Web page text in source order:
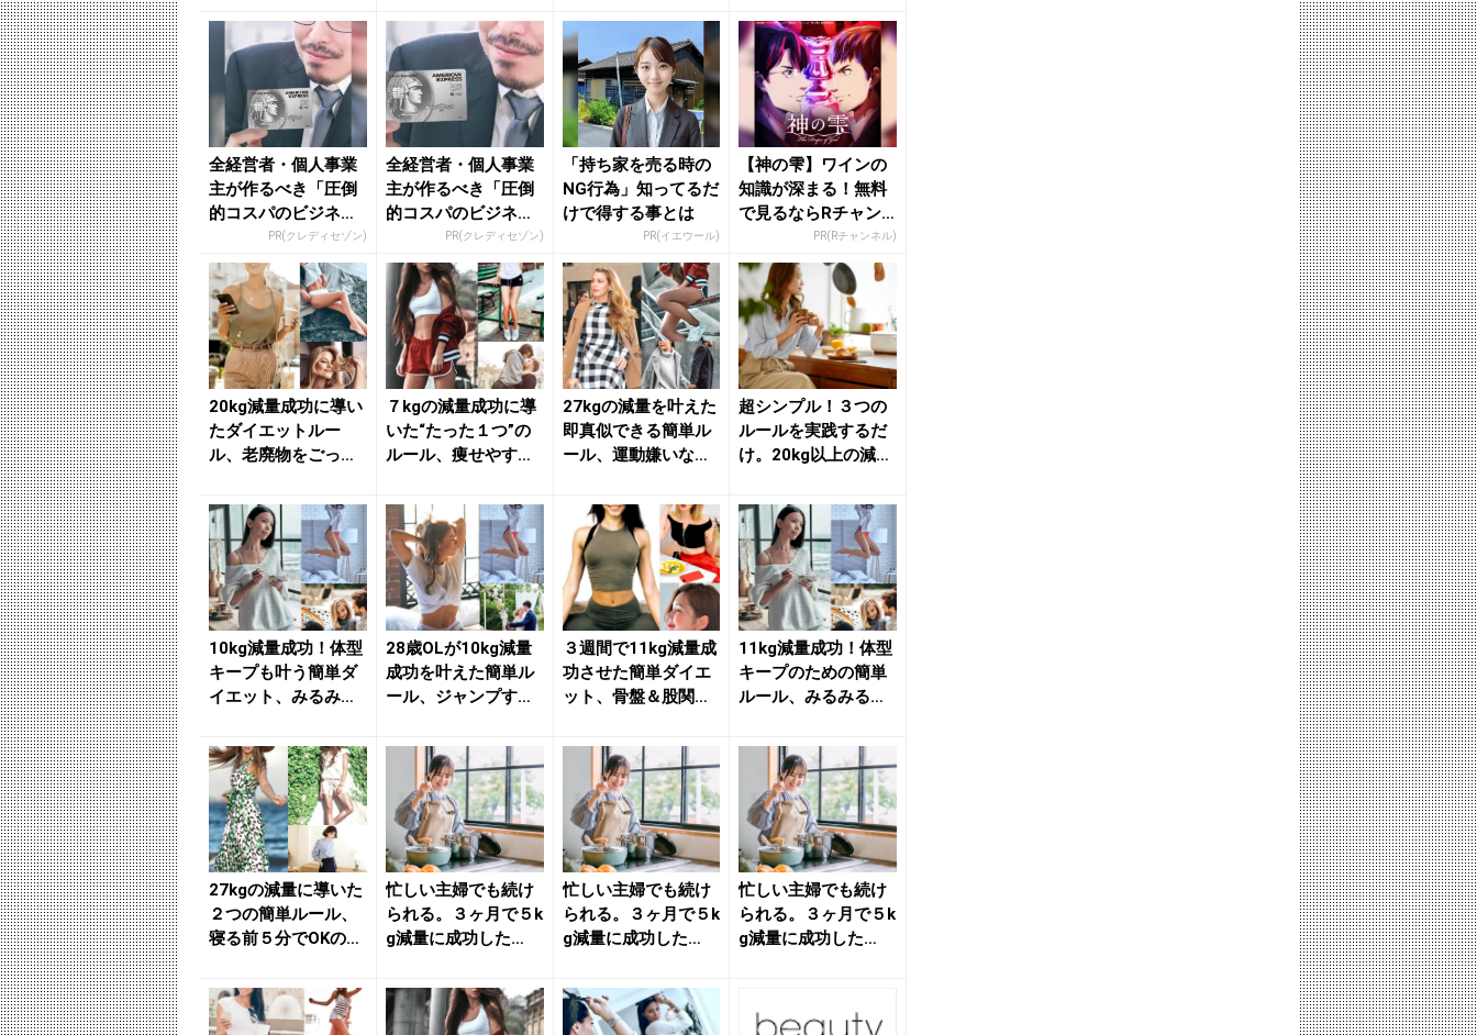
全経営者・個人事業
主が作るべき「圧倒
的コスパのビジネス
カード」PR(クレディセゾン)
全経営者・個人事業
主が作るべき「圧倒
的コスパのビジネス
カード」PR(クレディセゾン)
「持ち家を売る時の
NG行為」知ってるだ
けで得する事とは
PR(イエウール)
【神の雫】ワインの
知識が深まる！無料
で見るならRチャン
PR(Rチャンネル)
20kg減量成功に導い
たダイエットルー
ル、老廃物をごっそ
せ”習慣...
７kgの減量成功に導
いた“たった１つ”の
ルール、痩せやすい
痩...
27kgの減量を叶えた
即真似できる簡単ル
ール、運動嫌いな方
痩...
超シンプル！３つの
ルールを実践するだ
け。20kg以上の減量
エッ...
10kg減量成功！体型
キープも叶う簡単ダ
イエット、みるみる
る簡...
28歳OLが10kg減量
成功を叶えた簡単ル
ール、ジャンプする
引...
３週間で11kg減量成
功させた簡単ダイエ
ット、骨盤＆股関節
半...
11kg減量成功！体型
キープのための簡単
ルール、みるみる下
簡単...
27kgの減量に導いた
２つの簡単ルール、
寝る前５分でOKの簡
ど...
忙しい主婦でも続け
られる。３ヶ月で５k
g減量に成功した
ール】３...
忙しい主婦でも続け
られる。３ヶ月で５k
g減量に成功した
ール】３...
忙しい主婦でも続け
られる。３ヶ月で５k
g減量に成功した